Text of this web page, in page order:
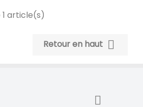
1 article(s)
Retour en haut 
